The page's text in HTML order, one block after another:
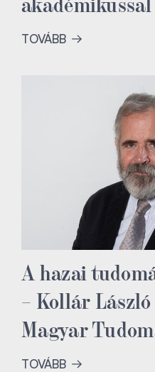
TOVÁBB
A hazai
– Kollár
Magyar
TOVÁBB